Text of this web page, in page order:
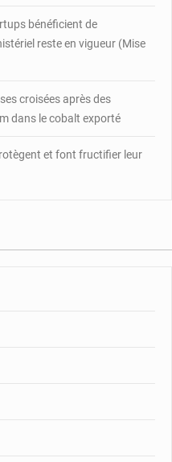
bénéficient de
reste en vigueur (Mise
croisées après des
dans le cobalt exporté
et font fructifier leur